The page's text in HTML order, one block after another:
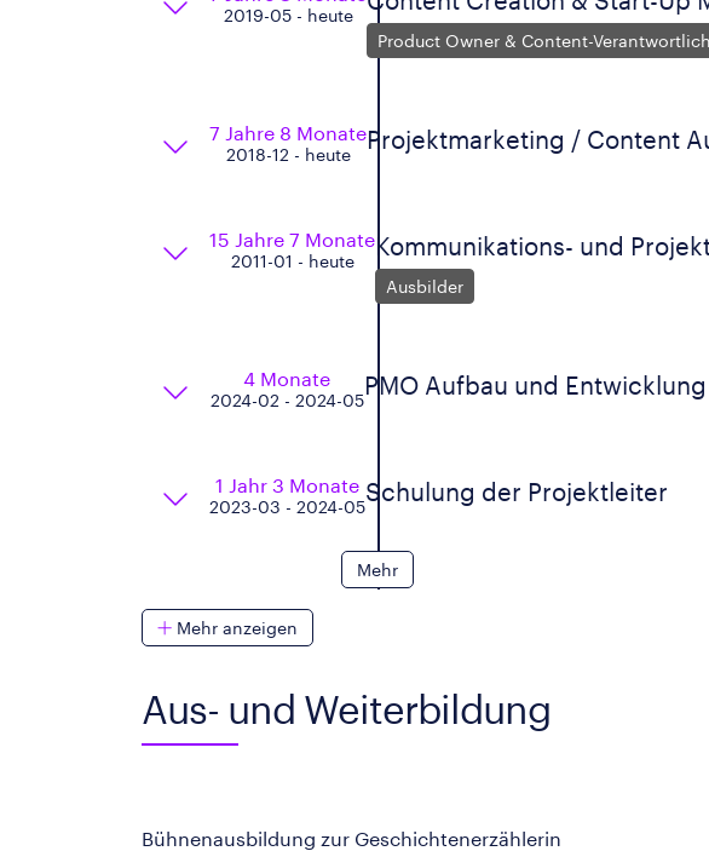
2019-05 - heute
Product Owner & Content-
7 Jahre 8 Monate
2018-12 - heute
Projektmarketing / Content
15 Jahre 7 Monate
2011-01 - heute
Kommunikations- und
Ausbilder
4 Monate
2024-02 - 2024-05
PMO Aufbau und
1 Jahr 3 Monate
2023-03 - 2024-05
Schulung der Projektleiter
Mehr
Mehr anzeigen
Aus- und Weiterbildung
Bühnenausbildung zur Geschichtenerzählerin